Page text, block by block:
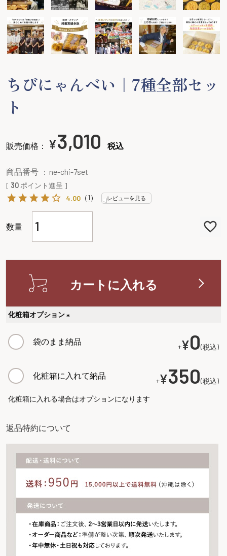
ちびにゃんべい｜7種全部セッ
ト
販売価格： ¥3,010 税込
商品番号 ne-chi-7set
[ 30ポイント進呈 ]
4.00（1） レビューを見る
カートに入れる
化粧箱オプション
必
袋のまま納品 +¥0 税込
化粧箱に入れて納品 +¥350 税込
化粧箱に入れる場合はオプションになります
返品特約について